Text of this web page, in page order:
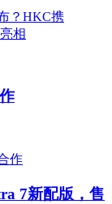
7新配版，售